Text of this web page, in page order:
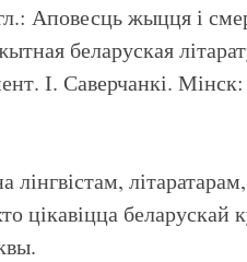
Аповесць жыцця і
беларуская
І. Саверчанкі.
лінгвістам,
цікавіцца беларускай